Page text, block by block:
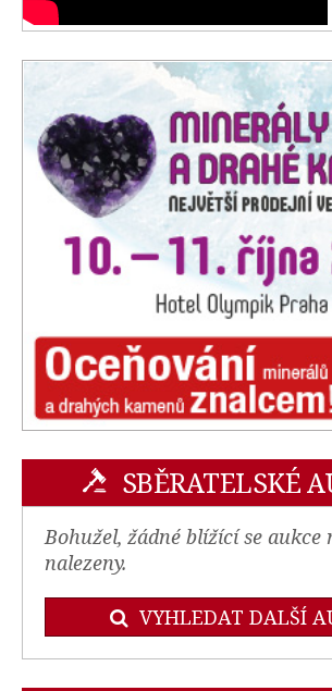
SBĚRATELSKÉ
Bohužel, žádné blížící se aukce
nalezeny.
VYHLEDAT DALŠÍ